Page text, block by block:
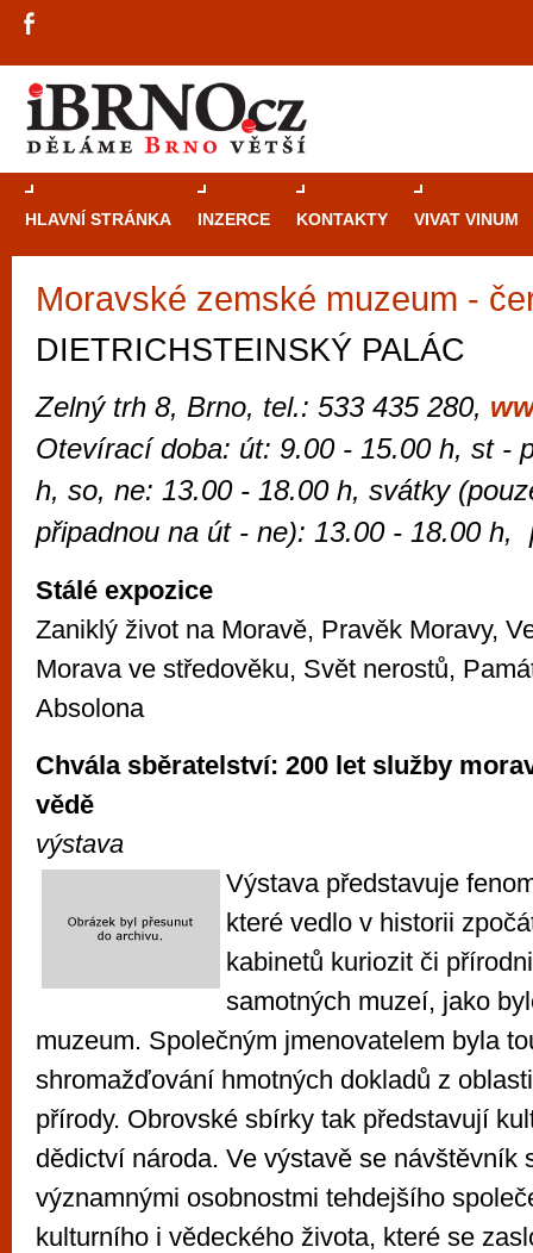
HLAVNÍ STRÁNKA INZERCE KONTAKTY VIVAT VINUM
Moravské zemské muzeum -
DIETRICHSTEINSKÝ PALÁC
Zelný trh 8, Brno, tel.: 533 435 280,
Otevírací doba: út: 9.00 - 15.00 h, st -
h, so, ne: 13.00 - 18.00 h, svátky
připadnou na út - ne): 13.00 - 18.00 h,
Stálé expozice
Zaniklý život na Moravě, Pravěk Moravy,
Morava ve středověku, Svět nerostů,
Absolona
Chvála sběratelství: 200 let služby
vědě
výstava
Výstava představuje
které vedlo v historii
kabinetů kuriozit či
samotných muzeí, jako
muzeum. Společným jmenovatelem byla
shromažďování hmotných dokladů z
přírody. Obrovské sbírky tak představují
dědictví národa. Ve výstavě se návštěvník
významnými osobnostmi tehdejšího
kulturního i vědeckého života, které se
Průvodce
Brně: Od
Brno je
zajímavé
restaurace,
Mimo jiné je ale také místem, kde si
vyzkoušet různé kasinové hry. V
metropoli naleznete širokou nabídku her
po moderní automaty jak pro pravidelné
příležitostné hráče. V...